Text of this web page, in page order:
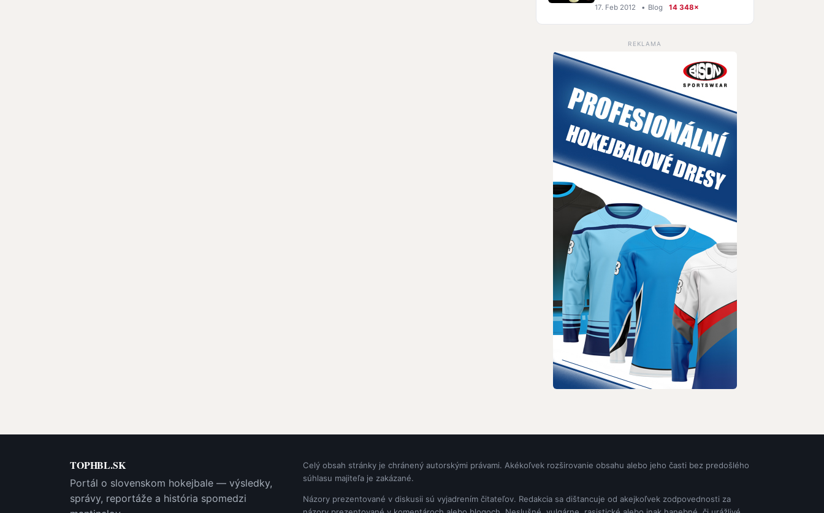
17. Feb 2012 • Blog 14 348×
REKLAMA
TOPHBL.SK
Portál o slovenskom hokejbale — výsledky,
správy, reportáže a história spomedzi
Celý obsah stránky je chránený autorskými právami. Akékoľvek rozširovanie obsahu alebo jeho časti bez predošlého
súhlasu majiteľa je zakázané.
Názory prezentované v diskusii sú vyjadrením čitateľov. Redakcia sa dištancuje od akejkoľvek zodpovednosti za